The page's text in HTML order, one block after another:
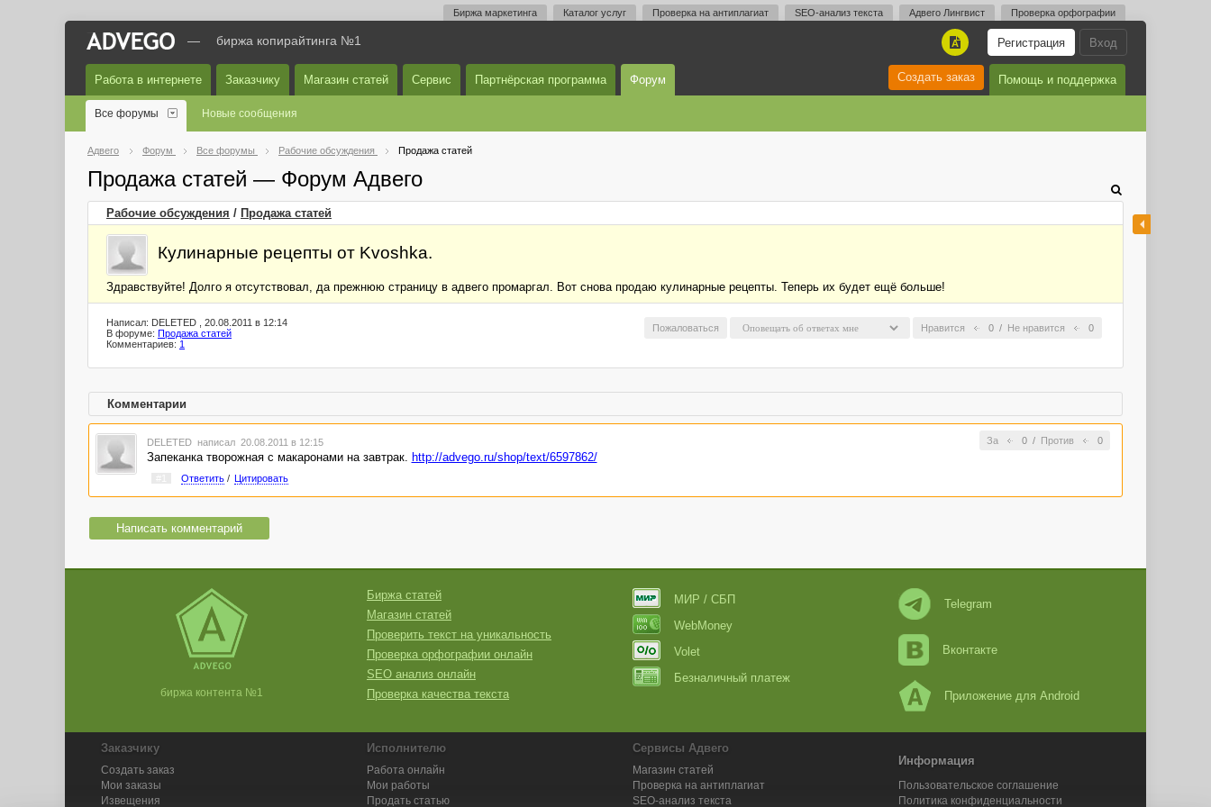
Биржа маркетинга Каталог услуг Проверка на антиплагиат SEO-анализ текста Адвего Лингвист Проверка орфографии
Вход
Регистрация
A
— биржа копирайтинга №1
Работа в интернете Заказчику Магазин статей Сервис Партнёрская программа Форум Помощь и поддержка
Создать заказ
Все форумы Новые сообщения
Адвего Форум Все форумы Рабочие обсуждения Продажа статей
Продажа статей — Форум Адвего
Рабочие обсуждения / Продажа статей
Кулинарные рецепты от Kvoshka.
Здравствуйте! Долго я отсутствовал, да прежнюю страницу в адвего промаргал. Вот снова продаю кулинарные рецепты. Теперь их будет ещё больше!
Нравится 0 / Не нравится 0
Пожаловаться
Написал: DELETED , 20.08.2011 в 12:14
В форуме: Продажа статей
Комментариев: 1
Комментарии
За 0/ Против 0
DELETED написал 20.08.2011 в 12:15
Запеканка творожная с макаронами на завтрак. http://advego.ru/shop/text/6597862/
Ответить/ Цитировать
Написать комментарий
биржа контента №1
Биржа статей
Магазин статей
Проверить текст на уникальность
Проверка орфографии онлайн
SEO анализ онлайн
Проверка качества текста
МИР / СБП
WebMoney
Volet
Безналичный платеж
Telegram
Вконтакте
Приложение для Android
Заказчику
Создать заказ
Мои заказы
Извещения
Исполнителю
Работа онлайн
Мои работы
Продать статью
Сервисы Адвего
Магазин статей
Проверка на антиплагиат
SEO-анализ текста
Информация
Пользовательское соглашение
Политика конфиденциальности